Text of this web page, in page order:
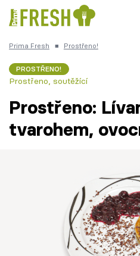
Česká kuchyně
TV Program
Prima Fresh ■ Prostřeno!
PROSTŘENO!
Prostřeno, soutěžící
Prostřeno:
tvarohem,